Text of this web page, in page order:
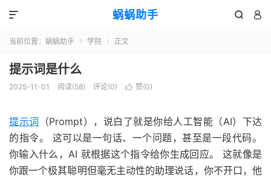
蜗蜗助手  

当前位置： 蜗蜗助手  学院  正文
提示词是什么
2025-11-01 阅读(58) 评论(0)  赞(0)
提示词
（Prompt），说白了就是你给人工智能（AI）下达
的指令。 这可以是一句话、一个问题，甚至是一段代码。
你输入什么，AI 就根据这个指令给你生成回应。 这就像是
你跟一个极其聪明但毫无主动性的助理说话，你不开口，他